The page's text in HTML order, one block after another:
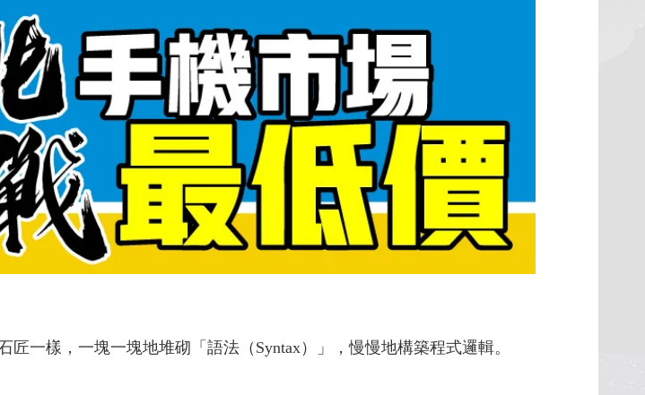
一樣，一塊一塊地堆砌「語法（Syntax）」，慢慢地構築程式邏輯。